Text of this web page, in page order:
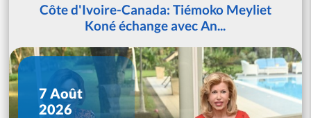
Côte d'Ivoire-Canada: Tiémoko Meyliet
Koné échange avec An...
7 Août
2026